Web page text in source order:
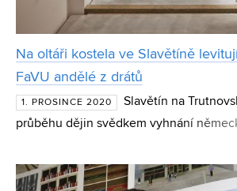
Na oltáři kostela ve Slavětíně
FaVU andělé z drátů
1. PROSINCE 2020
Slavětín na
průběhu dějin svědkem vyhnání
rodina podnikatelů a mecenášů umění